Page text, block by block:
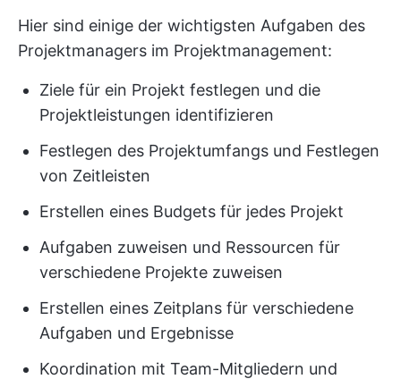
Hier sind einige der wichtigsten Aufgaben des
Projektmanagers im Projektmanagement:
Ziele für ein Projekt festlegen und die
Projektleistungen identifizieren
Festlegen des Projektumfangs und Festlegen
von Zeitleisten
Erstellen eines Budgets für jedes Projekt
Aufgaben zuweisen und Ressourcen für
verschiedene Projekte zuweisen
Erstellen eines Zeitplans für verschiedene
Aufgaben und Ergebnisse
Koordination mit Team-Mitgliedern und